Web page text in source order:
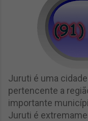
Juruti é uma
pertencente a
importante
Juruti é